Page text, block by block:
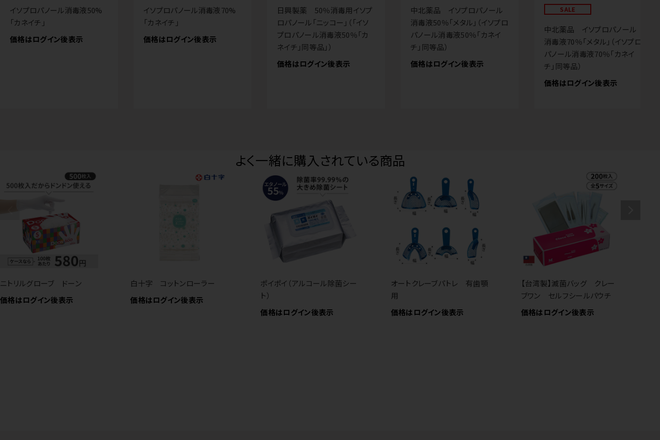
イソプロパノール消毒液50%
「カネイチ」
価格はログイン後表示
イソプロパノール消毒液70%
「カネイチ」
価格はログイン後表示
日興製薬 50％消毒用イソプ
ロパノール「ニッコー」（「イソ
プロパノール消毒液50％「カ
ネイチ」同等品」）
価格はログイン後表示
中北薬品 イソプロパノール
消毒液50％「メタル」（イソプロ
パノール消毒液50％「カネイ
チ」同等品）
価格はログイン後表示
SALE
中北薬品 イソプロパノール
消毒液70％「メタル」（イソプロ
パノール消毒液70％「カネイ
チ」同等品）
価格はログイン後表示
よく一緒に購入されている商品
ニトリルグローブ ドーン
価格はログイン後表示
白十字 コットンローラー
価格はログイン後表示
ポイポイ（アルコール除菌シー
ト）
価格はログイン後表示
オートクレーブパトレ 有歯顎
用
価格はログイン後表示
【台湾製】滅菌バッグ クレー
ブワン セルフシールパウチ
価格はログイン後表示